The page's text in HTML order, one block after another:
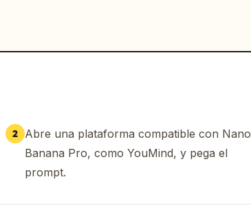
2 Abre una plataforma compatible con Nano
Banana Pro, como YouMind, y pega el
prompt.